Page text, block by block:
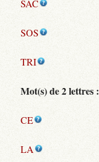
SAC
SOS
TRI
Mot(s) de 2 lettres :
CE
LA